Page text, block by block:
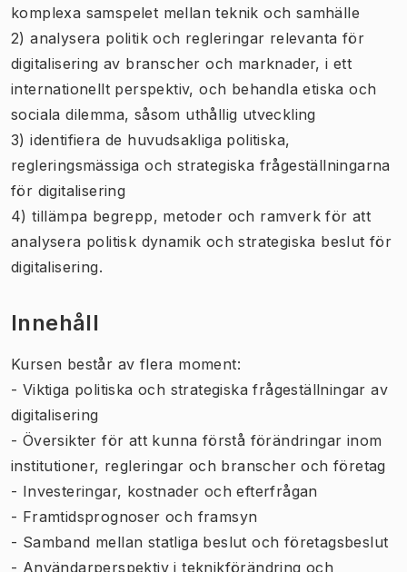
komplexa samspelet mellan teknik och samhälle
2) analysera politik och regleringar relevanta för
digitalisering av branscher och marknader, i ett
internationellt perspektiv, och behandla etiska och
sociala dilemma, såsom uthållig utveckling
3) identifiera de huvudsakliga politiska,
regleringsmässiga och strategiska frågeställningarna
för digitalisering
4) tillämpa begrepp, metoder och ramverk för att
analysera politisk dynamik och strategiska beslut för
digitalisering.
Innehåll
Kursen består av flera moment:
- Viktiga politiska och strategiska frågeställningar av
digitalisering
- Översikter för att kunna förstå förändringar inom
institutioner, regleringar och branscher och företag
- Investeringar, kostnader och efterfrågan
- Framtidsprognoser och framsyn
- Samband mellan statliga beslut och företagsbeslut
- Användarperspektiv i teknikförändring och